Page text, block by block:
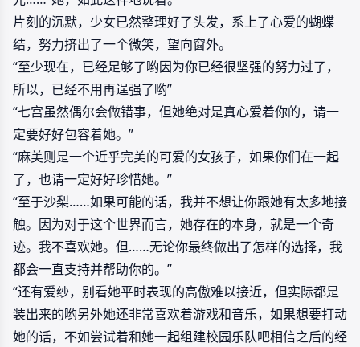
片刻的沉默，少女已然整理好了头发，系上了心爱的蝴蝶
结，努力挤出了一个微笑，望向窗外。
“至少现在，已经足够了哟因为你已经很坚强的努力过了，
所以，已经不用再逞强了哟”
“七宫虽然偶尔会做错事，但她绝对是真心爱着你的，请一
定要好好包容着她。”
“麻美则是一个近乎完美的可爱的女孩子，如果你们在一起
了，也请一定好好珍惜她。”
“至于沙梨……如果可能的话，我并不想让你跟她有太多地接
触。因为对于这个世界而言，她存在的本身，就是一个奇
迹。我不喜欢她。但……无论你最终做出了怎样的选择，我
都会一直支持并帮助你的。”
“还有爱纱，别看她平时表现的高傲难以接近，但实际都是
装出来的哟另外她还非常喜欢着游戏和音乐，如果想要打动
她的话，不如尝试着和她一起组建校园乐队吧相信之后的经